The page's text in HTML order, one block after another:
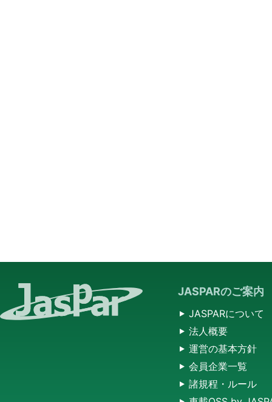
JASPARのご案内
JASPARについて
法人概要
運営の基本方針
会員企業一覧
諸規程・ルール